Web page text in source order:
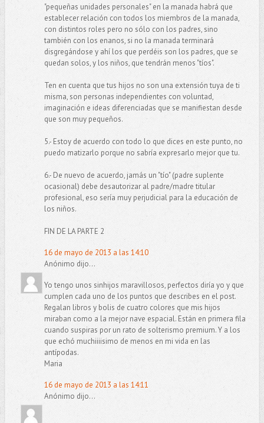
"pequeñas unidades personales" en la manada habrá que
establecer relación con todos los miembros de la manada,
con distintos roles pero no sólo con los padres, sino
también con los enanos, si no la manada terminará
disgregándose y ahí los que perdéis son los padres, que se
quedan solos, y los niños, que tendrán menos "tíos".
Ten en cuenta que tus hijos no son una extensión tuya de ti
misma, son personas independientes con voluntad,
imaginación e ideas diferenciadas que se manifiestan desde
que son muy pequeños.
5.- Estoy de acuerdo con todo lo que dices en este punto, no
puedo matizarlo porque no sabría expresarlo mejor que tu.
6.- De nuevo de acuerdo, jamás un "tío" (padre suplente
ocasional) debe desautorizar al padre/madre titular
profesional, eso sería muy perjudicial para la educación de
los niños.
FIN DE LA PARTE 2
16 de mayo de 2013 a las 14:10
Anónimo dijo...
Yo tengo unos sinhijos maravillosos, perfectos diría yo y que
cumplen cada uno de los puntos que describes en el post.
Regalan libros y bolis de cuatro colores que mis hijos
miraban como a la mejor nave espacial. Están en primera fila
cuando suspiras por un rato de solterismo premium. Y a los
que echó muchiiiisimo de menos en mi vida en las
antípodas.
Maria
16 de mayo de 2013 a las 14:11
Anónimo dijo...